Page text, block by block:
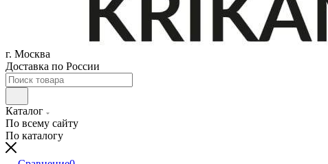
г. Москва
Доставка по России
Каталог
По всему сайту
По каталогу